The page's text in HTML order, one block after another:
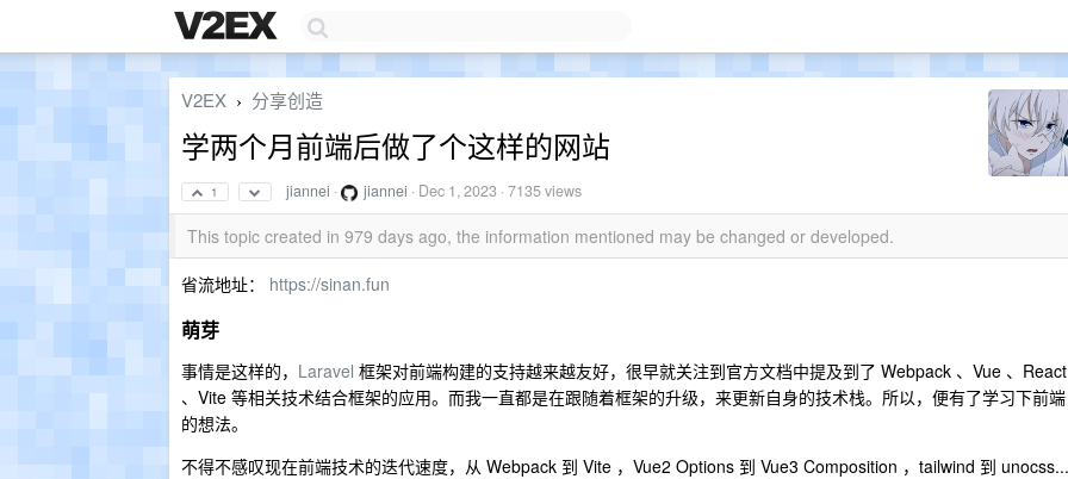
V2EX › 分享创造
学两个月前端后做了个这样的网站
1 jiannei · jiannei · Dec 1, 2023 · 7135 views
This topic created in 979 days ago, the information mentioned may be changed or developed.
省流地址： https://sinan.fun
萌芽
事情是这样的， Laravel 框架对前端构建的支持越来越友好，很早就关注到官方文档中提及到了 Webpack 、Vue 、React
、Vite 等相关技术结合框架的应用。而我一直都是在跟随着框架的升级，来更新自身的技术栈。所以，便有了学习下前端
的想法。
不得不感叹现在前端技术的迭代速度，从 Webpack 到 Vite ，Vue2 Options 到 Vue3 Composition ，tailwind 到 unocss...